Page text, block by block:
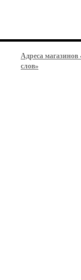
Адреса
слов»